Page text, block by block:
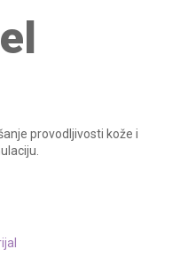
provodljivosti kože i